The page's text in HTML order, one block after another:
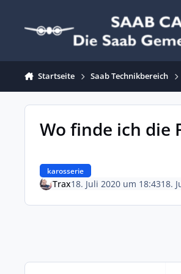
Startseite Saab Technikbereich
Wo finde ich die
karosserie
Trax18. Juli 2020 um 18:4318.